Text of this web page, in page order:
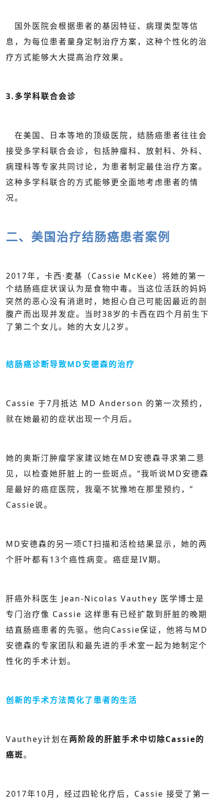
国外医院会根据患者的基因特征、病理类型等信
息，为每位患者量身定制治疗方案，这种个性化的治
疗方式能够大大提高治疗效果。
3.多学科联合会诊
在美国、日本等地的顶级医院，结肠癌患者往往会
接受多学科联合会诊，包括肿瘤科、放射科、外科、
病理科等专家共同讨论，为患者制定最佳治疗方案。
这种多学科联合的方式能够更全面地考虑患者的情
况。
二、美国治疗结肠癌患者案例
2017年，卡西·麦基（Cassie McKee）将她的第一
个结肠癌症状误认为是食物中毒。当这位活跃的妈妈
突然的恶心没有消退时，她担心自己可能因最近的剖
腹产而出现并发症。当时38岁的卡西在四个月前生下
了第二个女儿。她的大女儿2岁。
结肠癌诊断导致MD安德森的治疗
Cassie 于7月抵达 MD Anderson 的第一次预约，
就在她最初的症状出现一个月后。
她的奥斯汀肿瘤学家建议她在MD安德森寻求第二意
见，以检查她肝脏上的一些斑点。“我听说MD安德森
是最好的癌症医院，我毫不犹豫地在那里预约，”
Cassie说。
MD安德森的另一项CT扫描和活检结果显示，她的两
个肝叶都有13个癌性病变。癌症是IV期。
肝癌外科医生 Jean-Nicolas Vauthey 医学博士是
专门治疗像 Cassie 这样患有已经扩散到肝脏的晚期
结直肠癌患者的先驱。他向Cassie保证，他将与MD
安德森的专家团队和最先进的手术室一起为她制定个
性化的手术计划。
创新的手术方法简化了患者的生活
Vauthey计划在两阶段的肝脏手术中切除Cassie的
癌斑。
2017年10月，经过四轮化疗后，Cassie 接受了第一